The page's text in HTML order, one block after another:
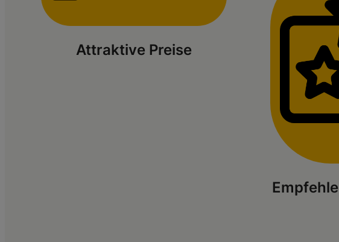
Attraktive Preise